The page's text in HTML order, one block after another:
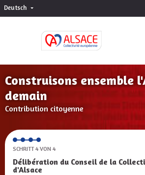
Deutsch Choisir la langue
Construisons ensemble
demain
Contribution citoyenne
SCHRITT 4 VON 4
Délibération du Conseil de la
d'Alsace